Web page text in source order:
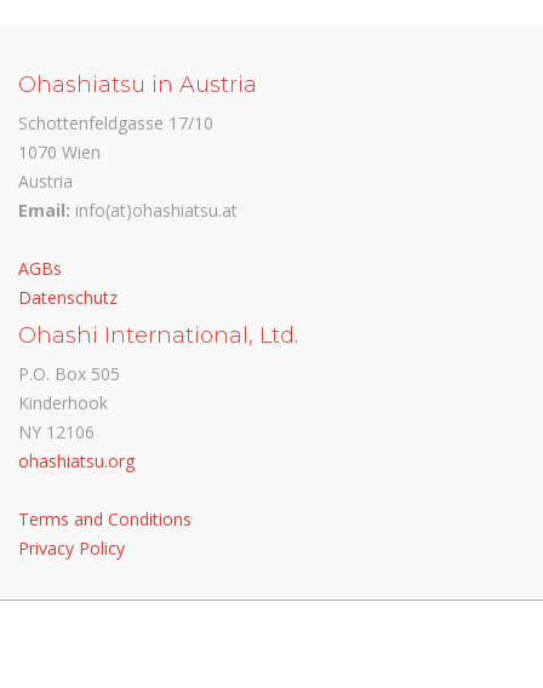
Ohashiatsu in Austria
Schottenfeldgasse 17/10
1070 Wien
Austria
Email: info(at)ohashiatsu.at
AGBs
Datenschutz
Ohashi International, Ltd.
P.O. Box 505
Kinderhook
NY 12106
ohashiatsu.org
Terms and Conditions
Privacy Policy